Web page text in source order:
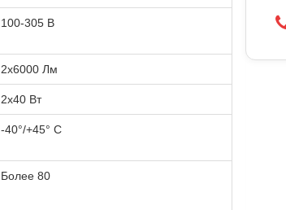
100-305 В
2х6000 Лм
2х40 Вт
-40°/+45° С
Более 80